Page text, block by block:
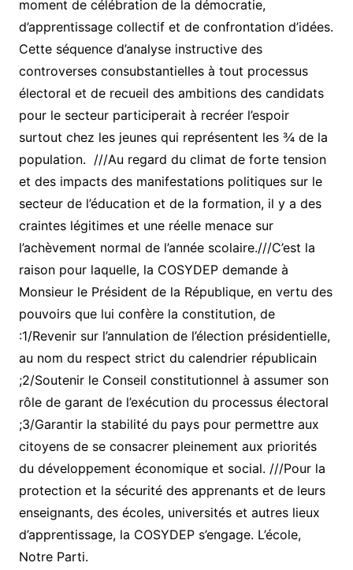
moment de célébration de la démocratie,
d’apprentissage collectif et de confrontation d’idées.
Cette séquence d’analyse instructive des
controverses consubstantielles à tout processus
électoral et de recueil des ambitions des candidats
pour le secteur participerait à recréer l’espoir
surtout chez les jeunes qui représentent les ¾ de la
population. ///Au regard du climat de forte tension
et des impacts des manifestations politiques sur le
secteur de l’éducation et de la formation, il y a des
craintes légitimes et une réelle menace sur
l’achèvement normal de l’année scolaire.///C’est la
raison pour laquelle, la COSYDEP demande à
Monsieur le Président de la République, en vertu des
pouvoirs que lui confère la constitution, de
:1/Revenir sur l’annulation de l’élection présidentielle,
au nom du respect strict du calendrier républicain
;2/Soutenir le Conseil constitutionnel à assumer son
rôle de garant de l’exécution du processus électoral
;3/Garantir la stabilité du pays pour permettre aux
citoyens de se consacrer pleinement aux priorités
du développement économique et social. ///Pour la
protection et la sécurité des apprenants et de leurs
enseignants, des écoles, universités et autres lieux
d’apprentissage, la COSYDEP s’engage. L’école,
Notre Parti.